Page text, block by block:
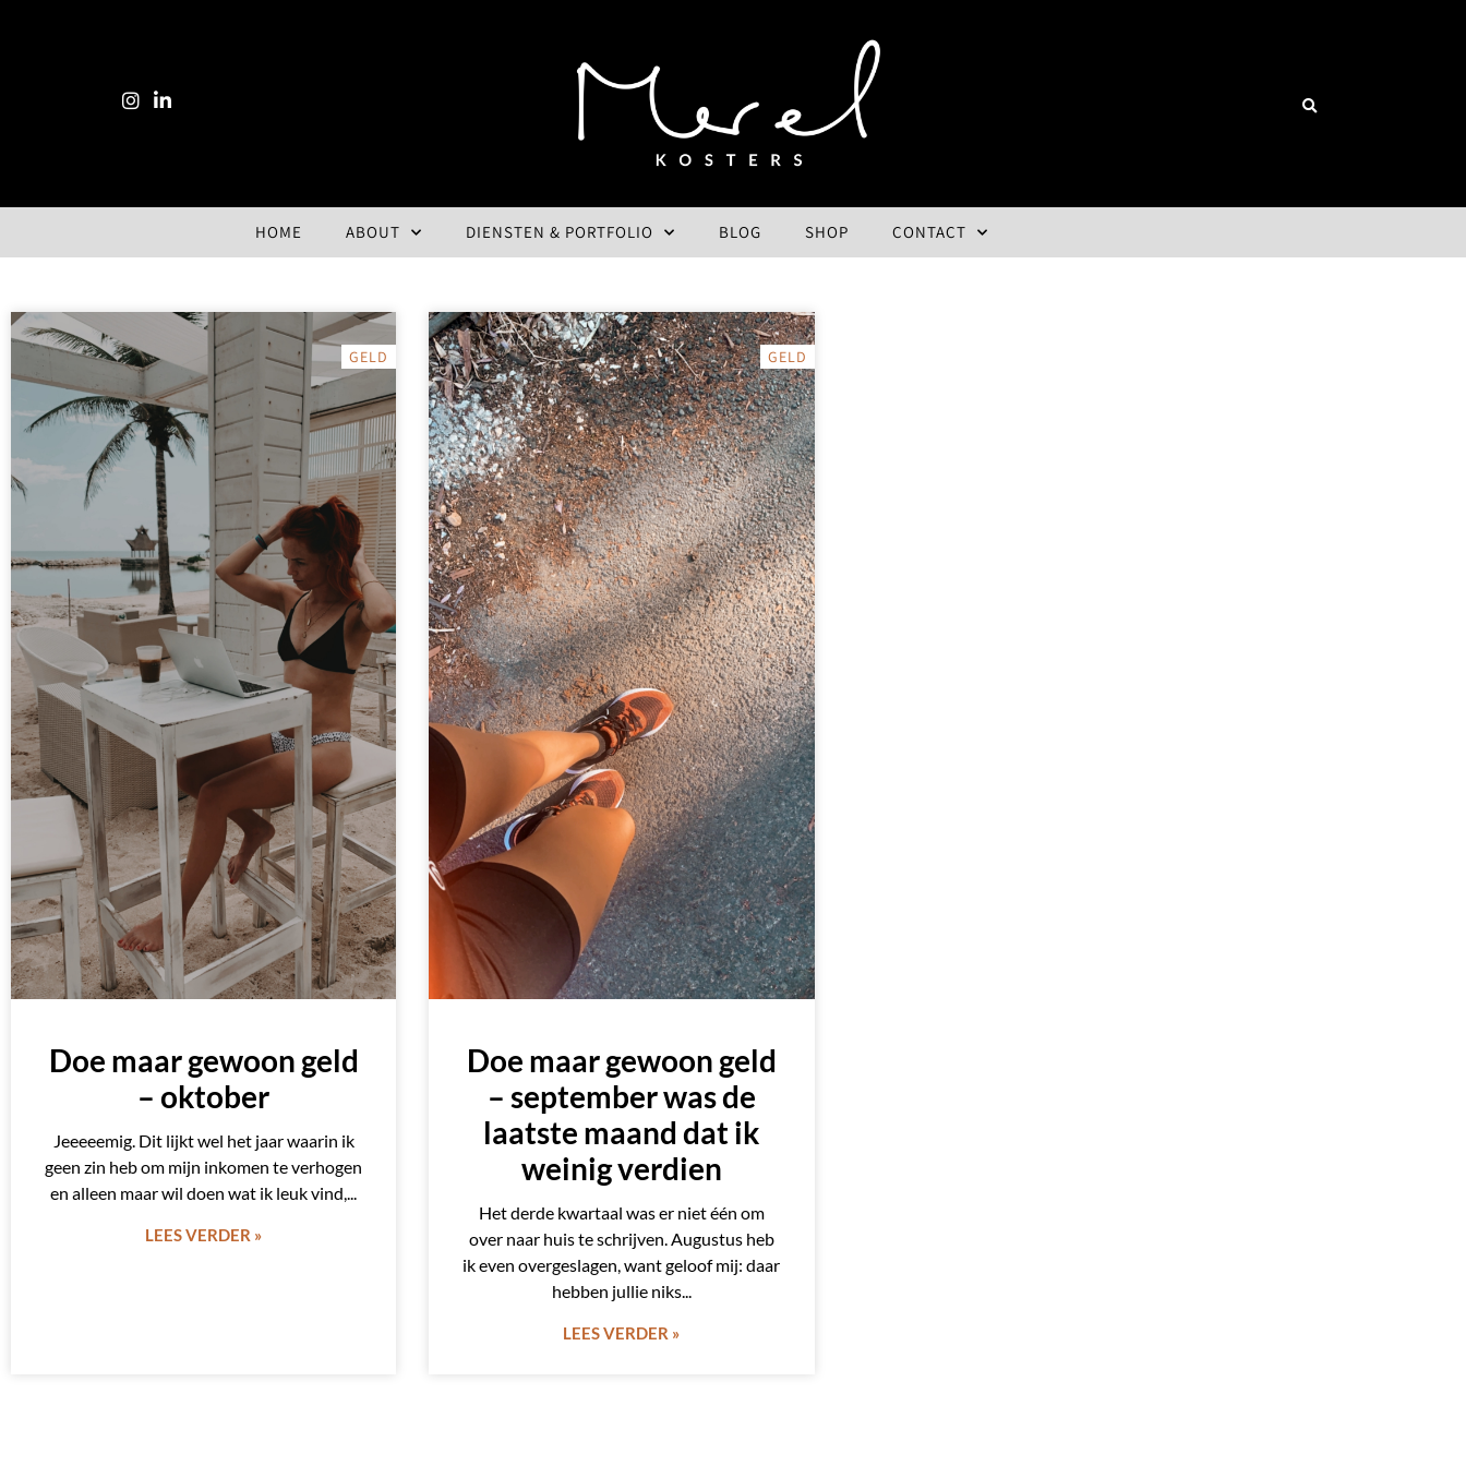
HOME ABOUT DIENSTEN & PORTFOLIO BLOG SHOP CONTACT
GELD
Doe maar gewoon geld
– oktober
Jeeeeemig. Dit lijkt wel het jaar waarin ik
geen zin heb om mijn inkomen te verhogen
en alleen maar wil doen wat ik leuk vind,
LEES VERDER »
GELD
Doe maar gewoon geld
– september was de
laatste maand dat ik
weinig verdien
Het derde kwartaal was er niet één om
over naar huis te schrijven. Augustus heb
ik even overgeslagen, want geloof mij: daar
hebben jullie niks
LEES VERDER »